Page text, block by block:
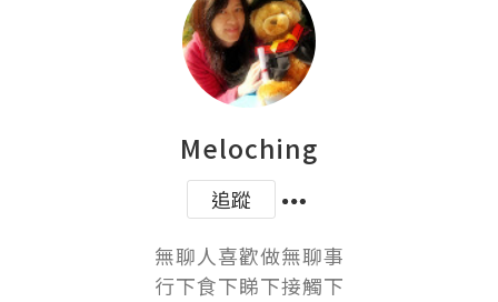
Meloching
追蹤
無聊人喜歡做無聊事
行下食下睇下接觸下